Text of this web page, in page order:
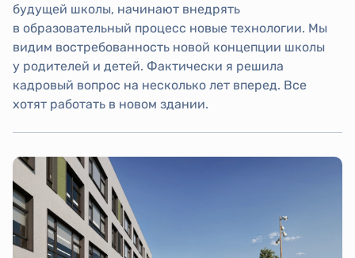
будущей школы, начинают внедрять
в образовательный процесс новые технологии. Мы
видим востребованность новой концепции школы
у родителей и детей. Фактически я решила
кадровый вопрос на несколько лет вперед. Все
хотят работать в новом здании.